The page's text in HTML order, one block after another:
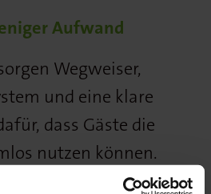
Aufwand
Wegweiser,
und eine klare
dass Gäste die
nutzen können.
ist das Angebot beim